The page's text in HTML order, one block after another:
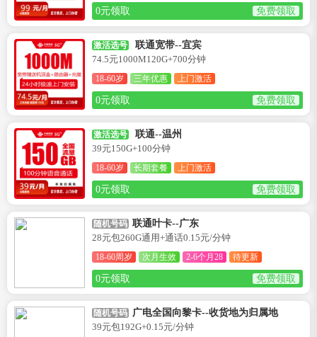
0元领取 免费领取
激活选号
联通宽带--宜宾
74.5元1000M120G+700分钟
18-60岁 三年优惠 上门激活
0元领取 免费领取
激活选号
联通--温州
39元150G+100分钟
18-60岁 长期套餐 上门激活
0元领取 免费领取
随机号码 联通叶卡--广东
28元包260G通用+通话0.15元/分钟
18-60周岁 次月生效 2-6个月28 待更新
0元领取 免费领取
随机号码 广电全国向黎卡--收货地为归属地
39元包192G+0.15元/分钟